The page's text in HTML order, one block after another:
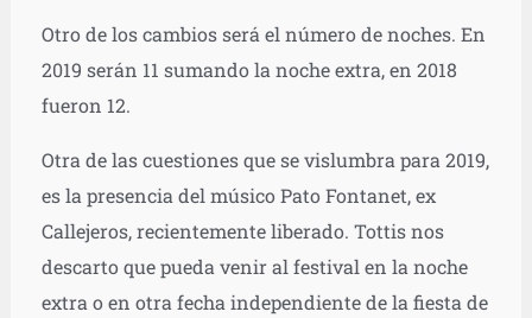
Otro de los cambios será el número de noches. En
2019 serán 11 sumando la noche extra, en 2018
fueron 12.
Otra de las cuestiones que se vislumbra para 2019,
es la presencia del músico Pato Fontanet, ex
Callejeros, recientemente liberado. Tottis nos
descarto que pueda venir al festival en la noche
extra o en otra fecha independiente de la fiesta de